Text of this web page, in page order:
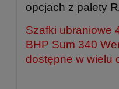
opcjach z palety
Szafki ubraniowe
BHP Sum 340
dostępne w wielu